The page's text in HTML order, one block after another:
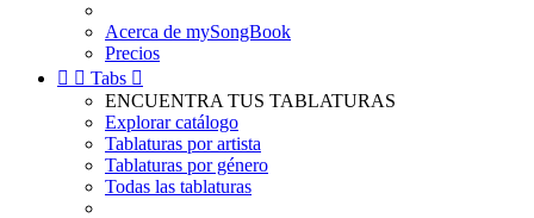
Acerca de mySongBook
Precios
  Tabs 
ENCUENTRA TUS TABLATURAS
Explorar catálogo
Tablaturas por artista
Tablaturas por género
Todas las tablaturas